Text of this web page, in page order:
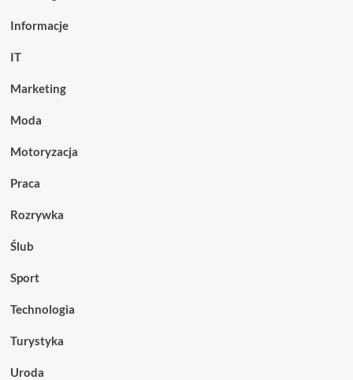
Informacje
IT
Marketing
Moda
Motoryzacja
Praca
Rozrywka
Ślub
Sport
Technologia
Turystyka
Uroda